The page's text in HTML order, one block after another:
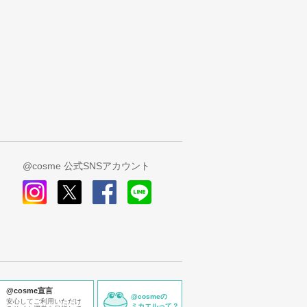
@cosme 公式SNSアカウント
@cosme宣言
安心してご利用いただけ
@cosmeの